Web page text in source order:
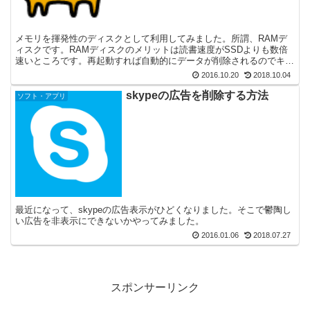
メモリを揮発性のディスクとして利用してみました。所謂、RAMデ
ィスクです。RAMディスクのメリットは読書速度がSSDよりも数倍
速いところです。再起動すれば自動的にデータが削除されるのでキャ
2016.10.20 2018.10.04
ソフト・アプリ skypeの広告を削除する方法
最近になって、skypeの広告表示がひどくなりました。そこで鬱陶し
い広告を非表示にできないかやってみました。
2016.01.06 2018.07.27
スポンサーリンク